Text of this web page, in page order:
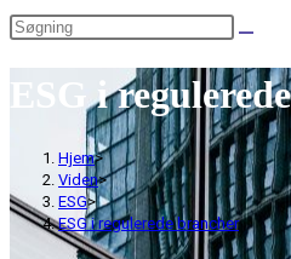
ESG i
Hjem>
Viden>
ESG>
ESG i regulerede brancher